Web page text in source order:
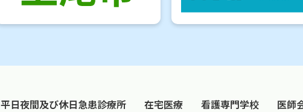
平日夜間及び休日急患診療所 在宅医療 看護専門学校 医師